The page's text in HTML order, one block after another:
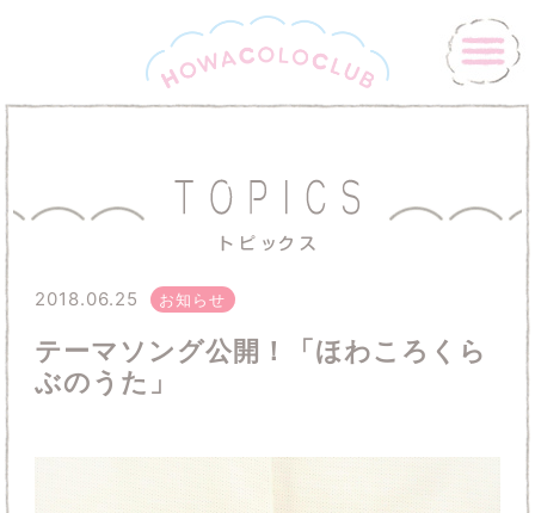
2018.06.25 お知らせ
テーマソング公開！「ほわころくら
ぶのうた」